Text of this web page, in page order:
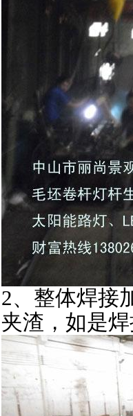
2、整体焊接
夹渣，如是